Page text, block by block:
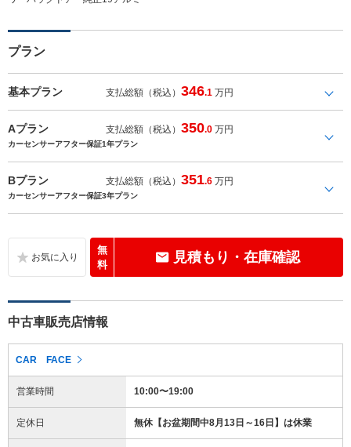
プラン
基本プラン 支払総額（税込）346.1 万円
Aプラン 支払総額（税込）350.0 万円
カーセンサーアフター保証1年プラン
Bプラン 支払総額（税込）351.6 万円
カーセンサーアフター保証3年プラン
無
料
見積もり・在庫確認
中古車販売店情報
CAR FACE
営業時間 10:00〜19:00
定休日 無休【お盆期間中8月13日～16日】は休業